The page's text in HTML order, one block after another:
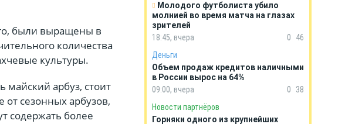
были выращены в
количества
культуры.
арбуз, стоит
сезонных арбузов,
содержать более
Молодого футболиста убило
молнией во время матча на глазах
зрителей
18:45, вчера
0
46
Деньги
Объем продаж кредитов наличными
в России вырос на 64%
09:00, вчера
0
38
Новости партнёров
Горняки одного из крупнейших